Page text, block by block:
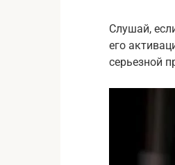
Слушай,
его
серьезной